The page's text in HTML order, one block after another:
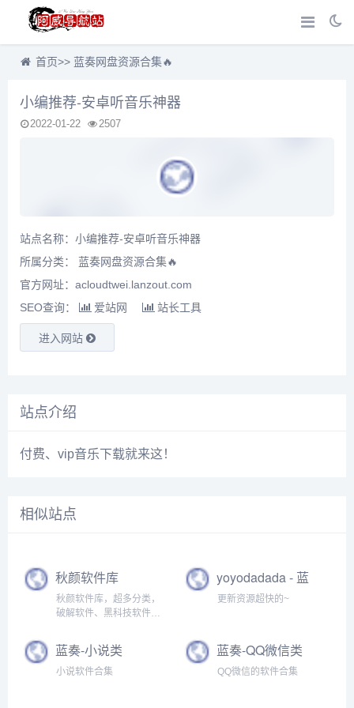
首页>> 蓝奏网盘资源合集🔥
小编推荐-安卓听音乐神器
2022-01-22 2507
站点名称：小编推荐-安卓听音乐神器
所属分类：
蓝奏网盘资源合集🔥
官方网址：acloudtwei.lanzout.com
SEO查询：
爱站网 站长工具
进入网站
站点介绍
付费、vip音乐下载就来这！
相似站点
秋颜软件库
秋颜软件库，超多分类，
破解软件、黑科技软件都
yoyodadada - 蓝
奏云网盘
更新资源超快的~
蓝奏-小说类
小说软件合集
蓝奏-QQ微信类
QQ微信的软件合集